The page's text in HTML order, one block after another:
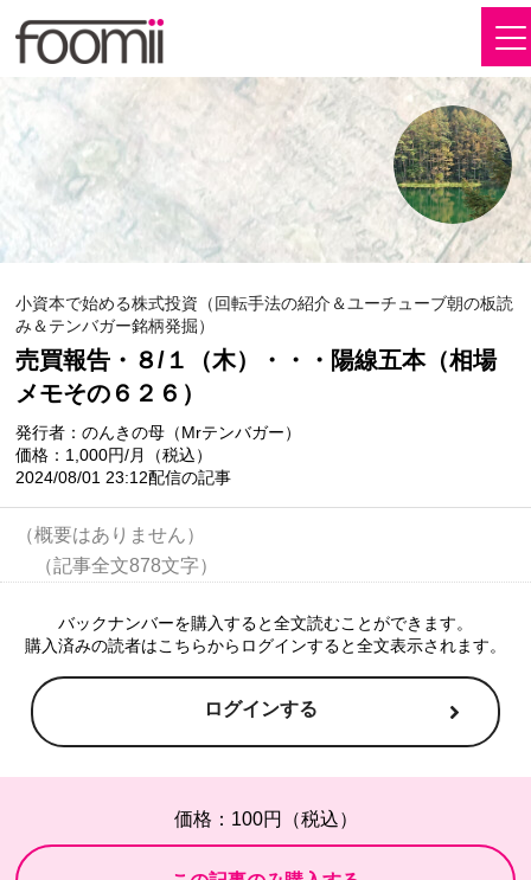
小資本で始める株式投資（回転手法の紹介＆ユーチューブ朝の板読
み＆テンバガー銘柄発掘）
売買報告・８/１（木）・・・陽線五本（相場
メモその６２６）
発行者：のんきの母（Mrテンバガー）
価格：1,000円/月（税込）
2024/08/01 23:12配信の記事
（概要はありません）
バックナンバーを購入すると全文読むことができます。
購入済みの読者はこちらからログインすると全文表示されます。
ログインする
価格：100円（税込）